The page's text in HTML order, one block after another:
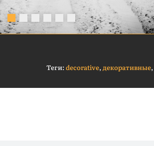
Теги:decorative, декоративные,